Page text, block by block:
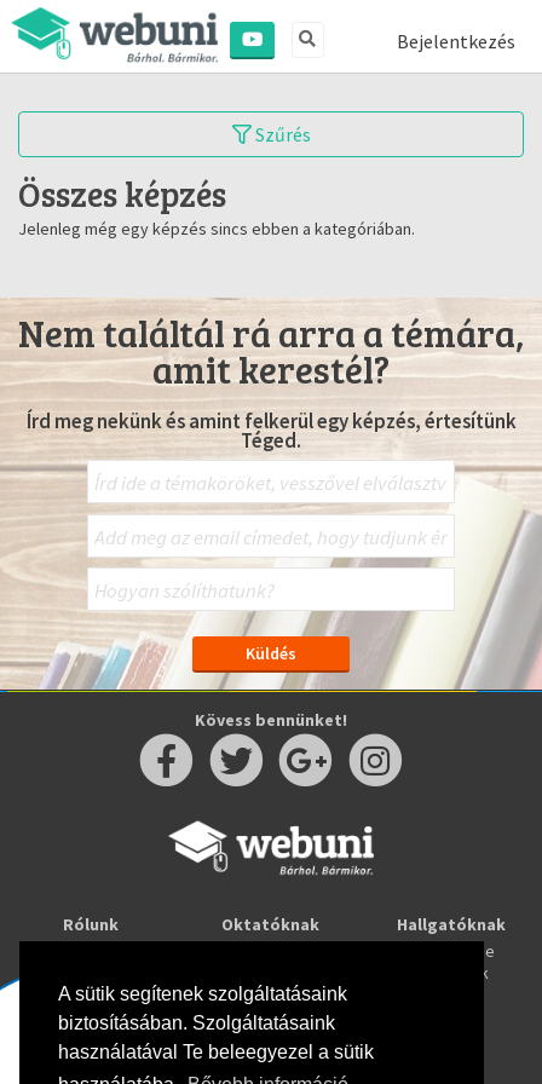
A sütik segítenek szolgáltatásaink
biztosításában. Szolgáltatásaink
használatával Te beleegyezel a sütik
Bejelentkezés
Szűrés
Összes képzés
Jelenleg még egy képzés sincs ebben a kategóriában.
Nem találtál rá arra a témára,
amit kerestél?
Írd meg nekünk és amint felkerül egy képzés, értesítünk
Téged.
Kövess bennünket!
Rólunk
Oktatóknak
Webuni Stúdió
Hallgatóknak
Tanulj online
Képzések
Info
Adatkezelési tájékoztató
ÁSZF